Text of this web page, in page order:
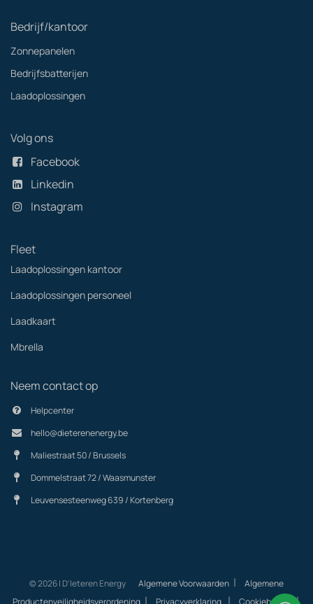
Bedrijf/kantoor
Zonnepanelen
Bedrijfsbatterijen
Laadoplossingen
Volg ons
Facebook
Linkedin
Instagram
Fleet
Laadoplossingen kantoor
Laadoplossingen personeel
Laadkaart
Mbrella
Neem contact op
Helpcenter
hello@dieterenenergy.be
Maliestraat 50 / Brussels
Dommelstraat 72 / Waasmunster
Leuvensesteenweg 639 / Kortenberg
© 2026 | D'Ieteren Energy Algemene Voorwaarden |
Algemene
| | |